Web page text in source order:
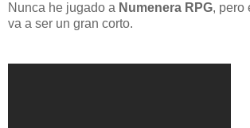
Nunca he jugado a Numenera RPG, pero
va a ser un gran corto.